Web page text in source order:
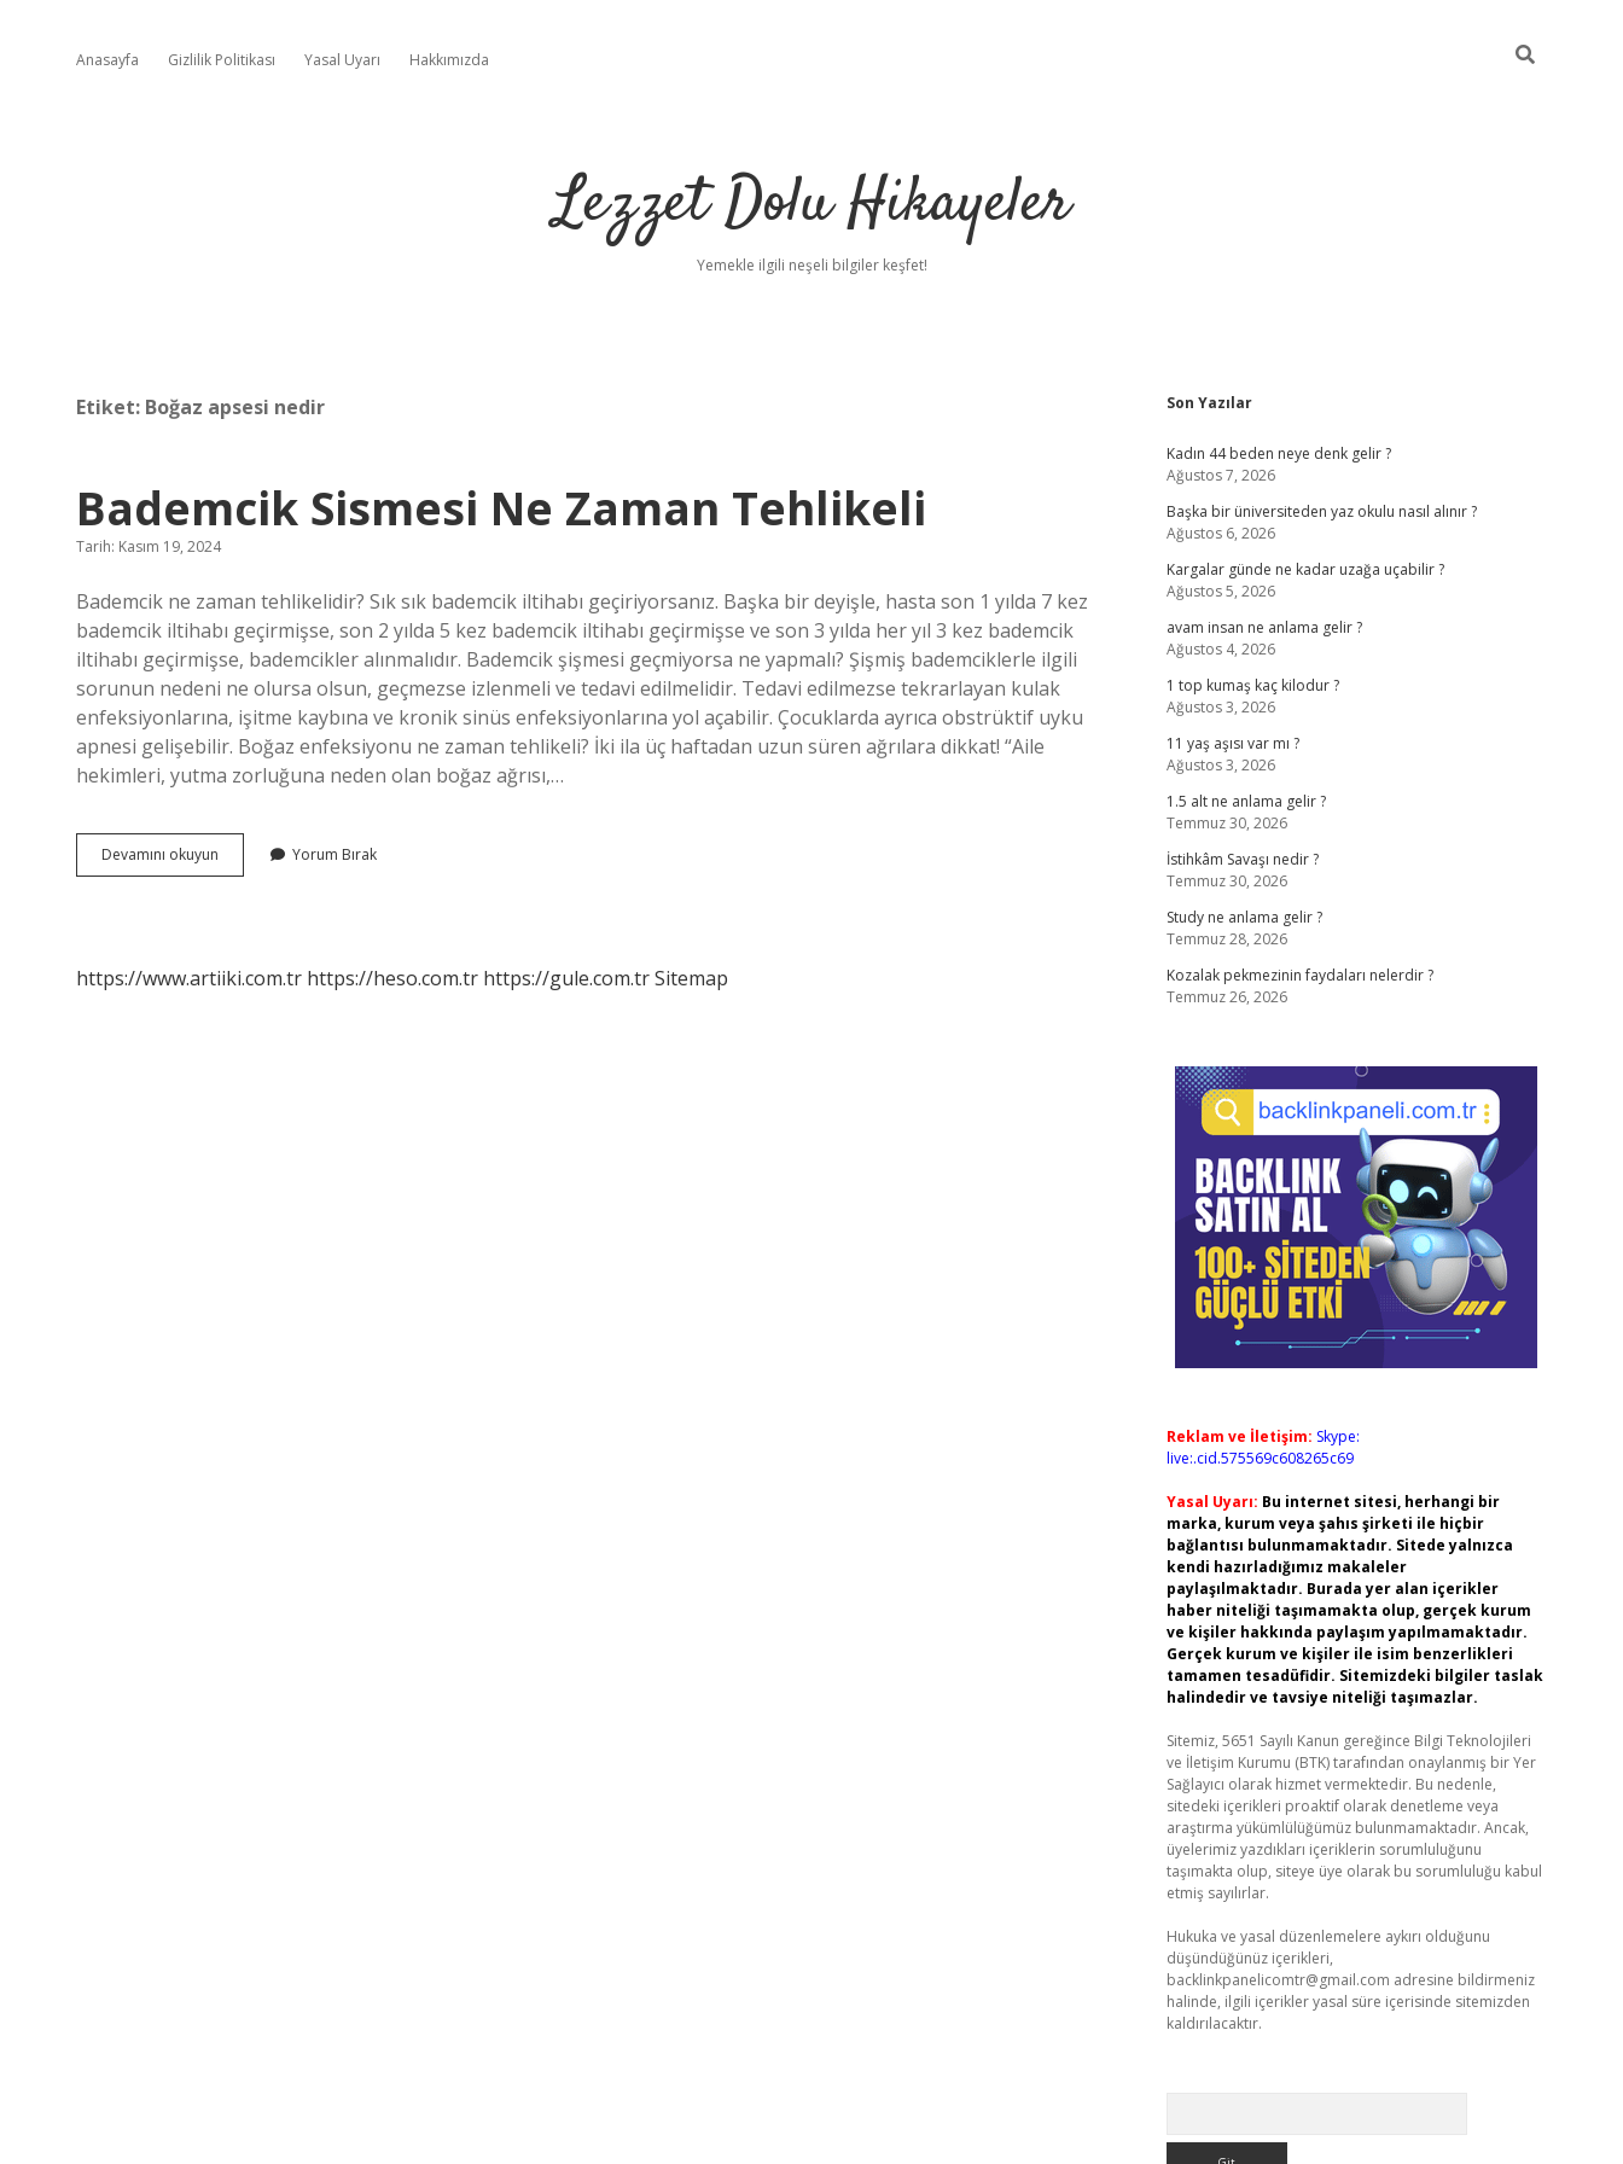
Anasayfa Gizlilik Politikası Yasal Uyarı Hakkımızda
Lezzet Dolu Hikayeler
Yemekle ilgili neşeli bilgiler keşfet!
Etiket: Boğaz apsesi nedir
Bademcik Sismesi Ne Zaman Tehlikeli
Tarih: Kasım 19, 2024
Bademcik ne zaman tehlikelidir? Sık sık bademcik iltihabı geçiriyorsanız. Başka bir deyişle, hasta son 1 yılda 7 kez
bademcik iltihabı geçirmişse, son 2 yılda 5 kez bademcik iltihabı geçirmişse ve son 3 yılda her yıl 3 kez bademcik
iltihabı geçirmişse, bademcikler alınmalıdır. Bademcik şişmesi geçmiyorsa ne yapmalı? Şişmiş bademciklerle ilgili
sorunun nedeni ne olursa olsun, geçmezse izlenmeli ve tedavi edilmelidir. Tedavi edilmezse tekrarlayan kulak
enfeksiyonlarına, işitme kaybına ve kronik sinüs enfeksiyonlarına yol açabilir. Çocuklarda ayrıca obstrüktif uyku
apnesi gelişebilir. Boğaz enfeksiyonu ne zaman tehlikeli? İki ila üç haftadan uzun süren ağrılara dikkat! “Aile
hekimleri, yutma zorluğuna neden olan boğaz ağrısı,…
Devamını okuyun Bademcik
Sismesi
Yorum Bırak
https://www.artiiki.com.tr https://heso.com.tr https://gule.com.trSitemap
Sidebar
Son Yazılar
Kadın 44 beden neye denk gelir ?
Ağustos 7, 2026
Başka bir üniversiteden yaz okulu nasıl alınır ?
Ağustos 6, 2026
Kargalar günde ne kadar uzağa uçabilir ?
Ağustos 5, 2026
avam insan ne anlama gelir ?
Ağustos 4, 2026
1 top kumaş kaç kilodur ?
Ağustos 3, 2026
11 yaş aşısı var mı ?
Ağustos 3, 2026
1.5 alt ne anlama gelir ?
Temmuz 30, 2026
İstihkâm Savaşı nedir ?
Temmuz 30, 2026
Study ne anlama gelir ?
Temmuz 28, 2026
Kozalak pekmezinin faydaları nelerdir ?
Temmuz 26, 2026
Reklam ve İletişim: Skype:
live:.cid.575569c608265c69
Yasal Uyarı: Bu internet sitesi, herhangi bir
marka, kurum veya şahıs şirketi ile hiçbir
bağlantısı bulunmamaktadır. Sitede yalnızca
kendi hazırladığımız makaleler
paylaşılmaktadır. Burada yer alan içerikler
haber niteliği taşımamakta olup, gerçek kurum
ve kişiler hakkında paylaşım yapılmamaktadır.
Gerçek kurum ve kişiler ile isim benzerlikleri
tamamen tesadüfidir. Sitemizdeki bilgiler taslak
halindedir ve tavsiye niteliği taşımazlar.
Sitemiz, 5651 Sayılı Kanun gereğince Bilgi Teknolojileri
ve İletişim Kurumu (BTK) tarafından onaylanmış bir Yer
Sağlayıcı olarak hizmet vermektedir. Bu nedenle,
sitedeki içerikleri proaktif olarak denetleme veya
araştırma yükümlülüğümüz bulunmamaktadır. Ancak,
üyelerimiz yazdıkları içeriklerin sorumluluğunu
taşımakta olup, siteye üye olarak bu sorumluluğu kabul
etmiş sayılırlar.
Hukuka ve yasal düzenlemelere aykırı olduğunu
düşündüğünüz içerikleri,
backlinkpanelicomtr@gmail.com adresine bildirmeniz
halinde, ilgili içerikler yasal süre içerisinde sitemizden
kaldırılacaktır.